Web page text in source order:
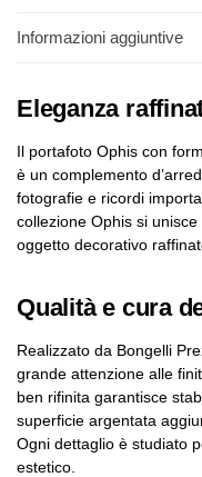
Informazioni aggiuntive
Eleganza
Il portafoto Ophis con
è un complemento
fotografie e ricordi
collezione Ophis si
oggetto decorativo
Qualità e cura
Realizzato da Bongelli
grande attenzione alle
ben rifinita garantisce
superficie argentata
Ogni dettaglio è studiato
estetico.